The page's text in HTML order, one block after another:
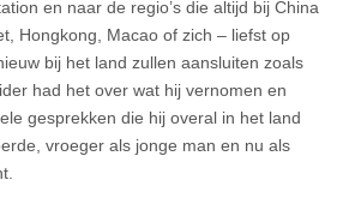
en naar de regio’s die altijd bij China
Hongkong, Macao of zich – liefst op
bij het land zullen aansluiten zoals
had het over wat hij vernomen en
gesprekken die hij overal in het land
vroeger als jonge man en nu als